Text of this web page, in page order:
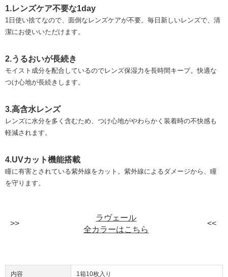
1.レンズケア不要な1day
1日使い捨てなので、面倒なレンズケアが不要。毎日新しいレンズで、清
潔にお使いいただけます。
2.うるおいが長続き
モイスト成分を配合しているのでレンズ保湿力を長時間キープ。快適な
つけ心地が長続きします。
3.高含水レンズ
レンズに水分を多く含むため、つけ心地がやわらかく装着時の不快感も
軽減されます。
4.UVカット機能搭載
瞳に有害とされている紫外線をカット。紫外線によるダメージから、瞳
を守ります。
ラヴェール
全カラーはこちら
内容 1箱10枚入り